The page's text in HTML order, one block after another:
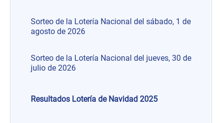
Sorteo de la Lotería Nacional del sábado, 1 de
agosto de 2026
Sorteo de la Lotería Nacional del jueves, 30 de
julio de 2026
Resultados Lotería de Navidad 2025